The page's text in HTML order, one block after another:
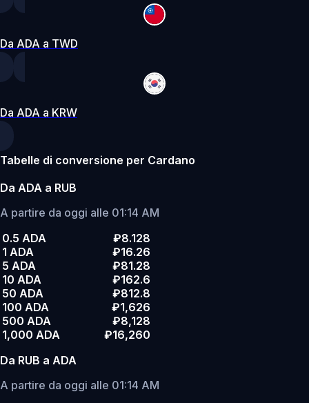
Da ADA a TWD
Da ADA a KRW
Tabelle di conversione per Cardano
Da ADA a RUB
A partire da oggi alle 01:14 AM
0.5 ADA
₽8.128
1 ADA
₽16.26
5 ADA
₽81.28
10 ADA
₽162.6
50 ADA
₽812.8
100 ADA
₽1,626
500 ADA
₽8,128
1,000 ADA
₽16,260
Da RUB a ADA
A partire da oggi alle 01:14 AM